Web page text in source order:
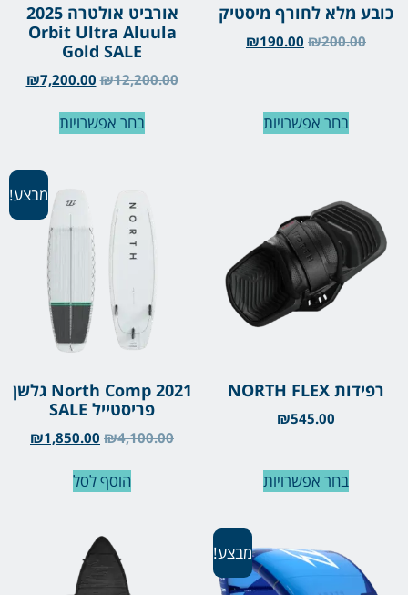
כובע מלא לחורף מיסטיק
₪200.00
₪190.00
בחר אפשרויות
אורביט אולטרה 2025
Orbit Ultra Aluula
Gold SALE
₪12,200.00
₪7,200.00
בחר אפשרויות
רפידות NORTH FLEX
₪545.00
בחר אפשרויות
מבצע!
North Comp 2021 גלשן
פריסטייל SALE
₪4,100.00
₪1,850.00
הוסף לסל
מבצע!